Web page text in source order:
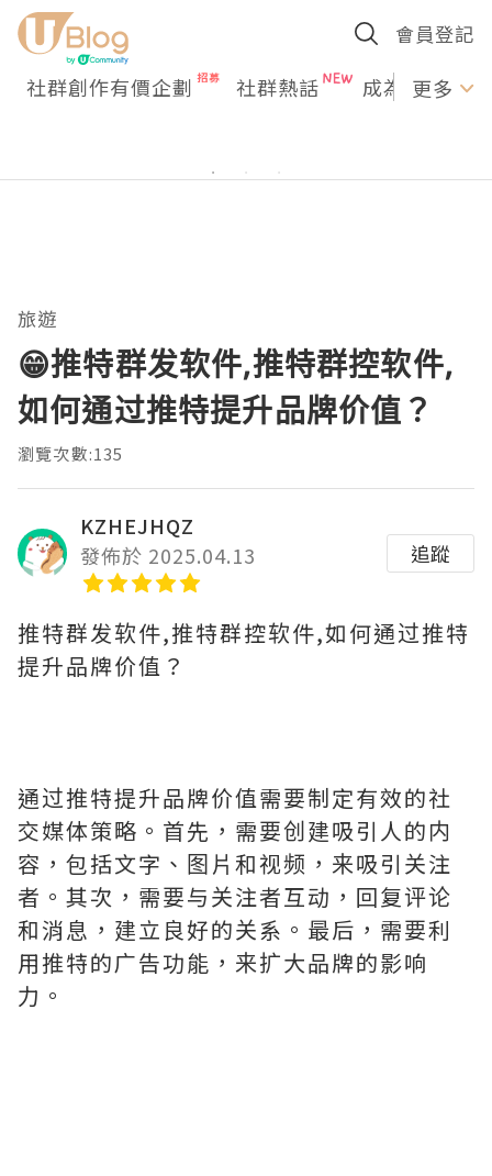
會員登記
社群創作有價企劃 社群熱話 成為U更多
旅遊
😁推特群发软件,推特群控软件,
如何通过推特提升品牌价值？
瀏覽次數:135
KZHEJHQZ
發佈於 2025.04.13
追蹤
推特群发软件,推特群控软件,如何通过推特
提升品牌价值？
通过推特提升品牌价值需要制定有效的社
交媒体策略。首先，需要创建吸引人的内
容，包括文字、图片和视频，来吸引关注
者。其次，需要与关注者互动，回复评论
和消息，建立良好的关系。最后，需要利
用推特的广告功能，来扩大品牌的影响
力。